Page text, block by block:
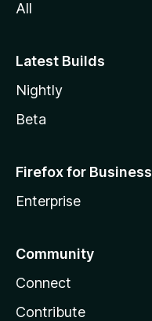
All
Latest Builds
Nightly
Beta
Firefox for Business
Enterprise
Community
Connect
Contribute